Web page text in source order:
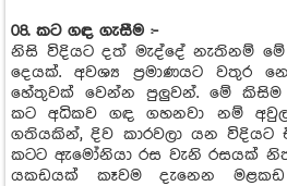
08. කට ගඳ ගැසීම :-
නිසි විදියට දත් මැද්දේ නැතිනම්
දෙයක්. අවශ්‍ය ප්‍රමාණයට වතුර
හේතුවක් වෙන්න පුලුවන්. මේ කිසිම
කට අධිකව ගඳ ගහනවා නම්
ගතියකින්, දිව කාරවලා යන විදියට
කටට ඇමෝනියා රස වැනි රසයක්
යකඩයක් කෑවම දැනෙන